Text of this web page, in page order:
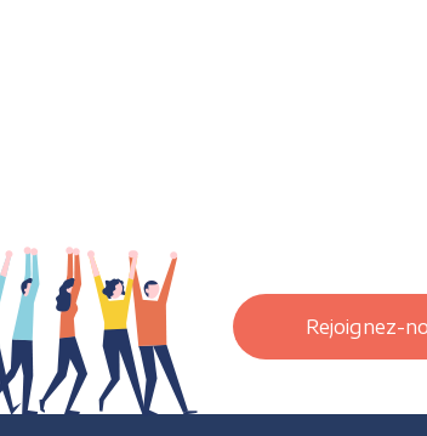
Rejoignez-